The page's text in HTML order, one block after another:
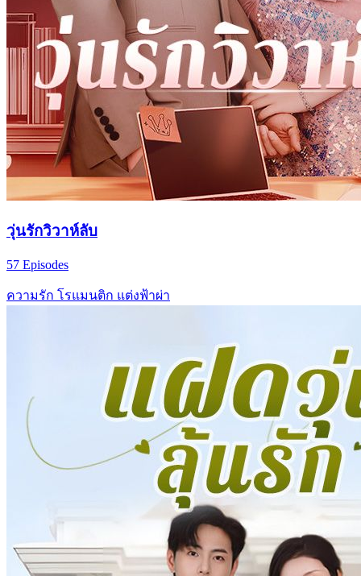
วุ่นรักวิวาห์ลับ
57 Episodes
ความรัก โรแมนติก แต่งฟ้าผ่า